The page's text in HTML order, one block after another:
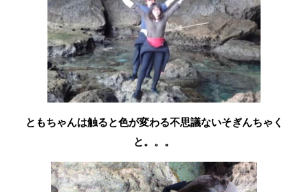
ともちゃんは触ると色が変わる不思議ないそぎんちゃく
と。。。